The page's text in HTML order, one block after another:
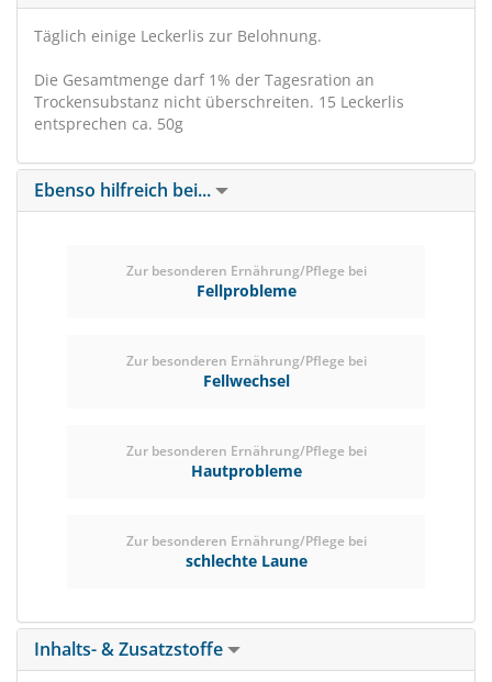
Täglich einige Leckerlis zur Belohnung.
Die Gesamtmenge darf 1% der Tagesration an
Trockensubstanz nicht überschreiten. 15 Leckerlis
entsprechen ca. 50g
Ebenso hilfreich bei...
Zur besonderen Ernährung/Pflege bei
Fellprobleme
Zur besonderen Ernährung/Pflege bei
Fellwechsel
Zur besonderen Ernährung/Pflege bei
Hautprobleme
Zur besonderen Ernährung/Pflege bei
schlechte Laune
Inhalts- & Zusatzstoffe